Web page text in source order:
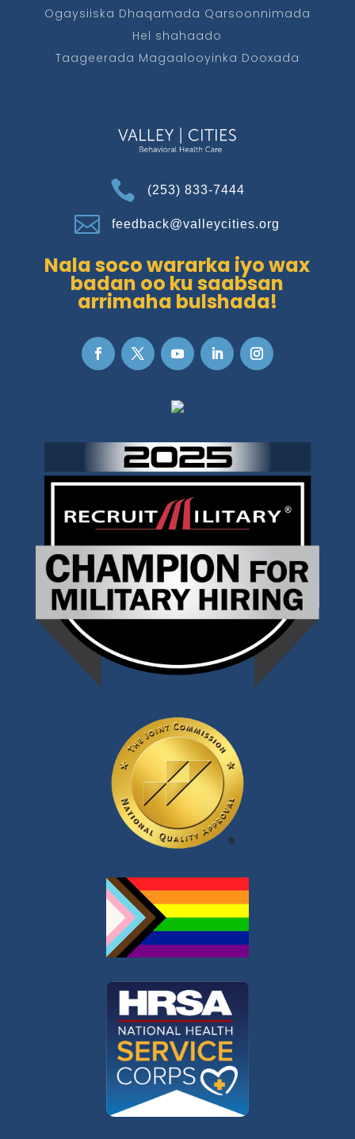
Ogaysiiska Dhaqamada Qarsoonnimada
Hel shahaado
Taageerada Magaalooyinka Dooxada
 (253) 833-7444
 feedback@valleycities.org
Nala soco wararka iyo wax
badan oo ku saabsan
arrimaha bulshada!